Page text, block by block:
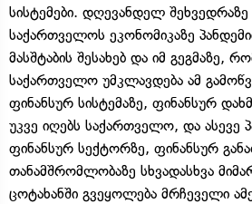
სისტემები. დღევანდელ შეხვედრაზე
საქართველოს ეკონომიკაზე
მასშტაბის შესახებ და იმ გეგმაზე,
საქართველო უმკლავდება ამ
ფინანსურ სისტემაზე, ფინანსურ
უკვე იღებს საქართველო, და ასევე
ფინანსურ სექტორზე, ფინანსურ
თანამშრომლობაზე სხვადასხვა
ცოტახანში გვეყოლება მრჩეველი